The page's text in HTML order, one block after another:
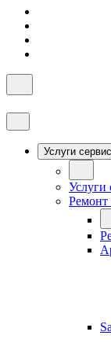
Услуги
Услуги
Ремонт